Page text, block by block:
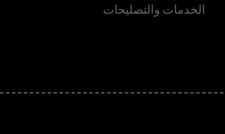
الخدمات والتصليحات